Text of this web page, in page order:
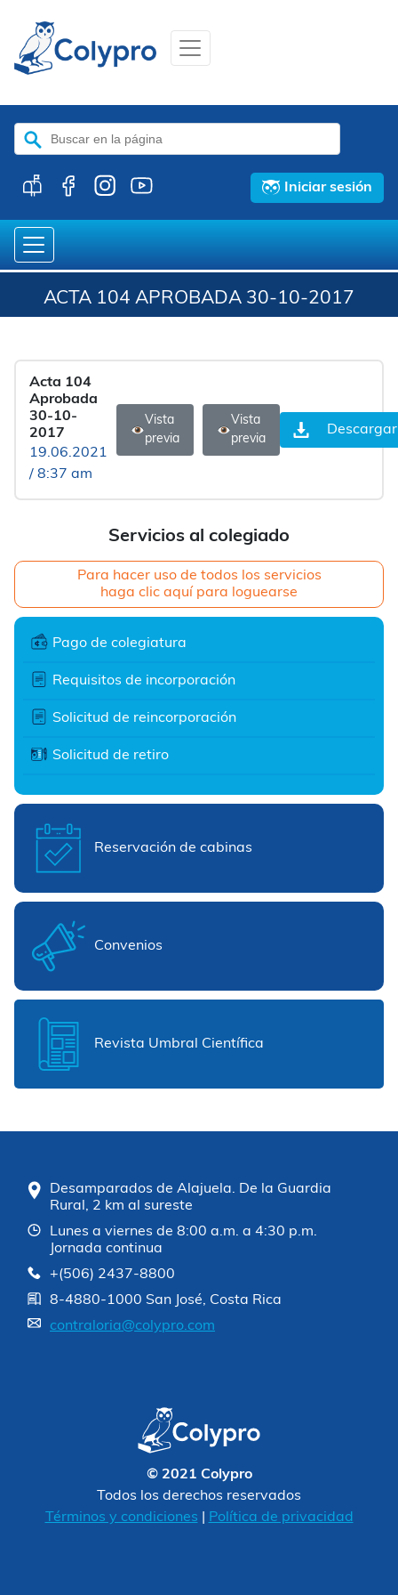
Buscar:
Iniciar sesión
ACTA 104 APROBADA 30-10-2017
Servicios al colegiado
Para hacer uso de todos los servicios
haga clic aquí para loguearse
Pago de colegiatura
Requisitos de incorporación
Solicitud de reincorporación
Solicitud de retiro
Reservación de cabinas
Convenios
Revista Umbral Científica
Acta 104
Aprobada
30-10-
2017
19.06.2021
/ 8:37 am
Vista
previa
Vista
previa
Descargar
Desamparados de Alajuela. De la Guardia
Rural, 2 km al sureste
Lunes a viernes de 8:00 a.m. a 4:30 p.m.
Jornada continua
+(506) 2437-8800
8-4880-1000 San José, Costa Rica
contraloria@colypro.com
© 2021 Colypro
Todos los derechos reservados
Términos y condiciones
Política de privacidad